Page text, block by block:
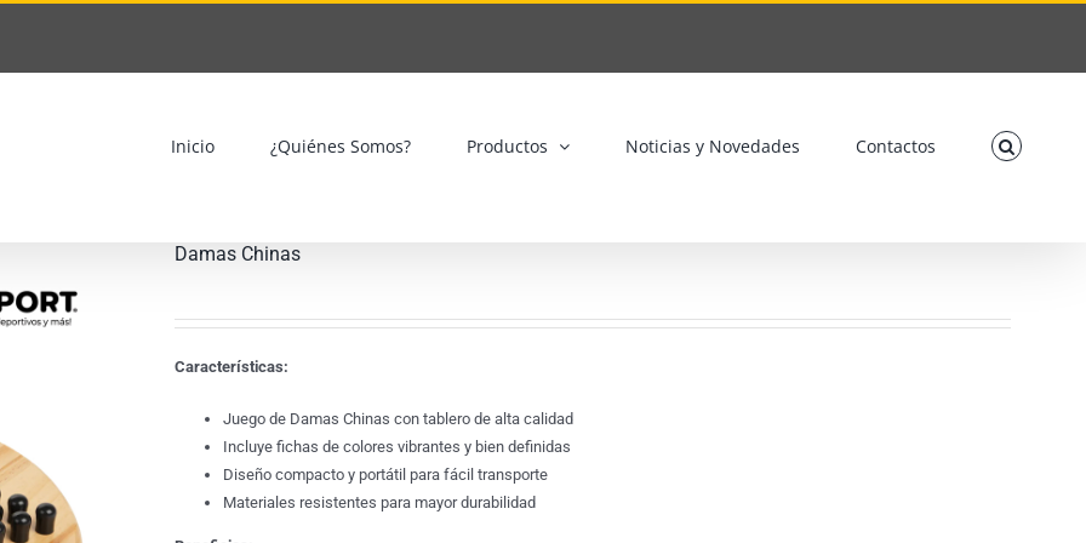
Inicio ¿Quiénes Somos? Productos Noticias y Novedades Contactos
Damas Chinas
Características:
Juego de Damas Chinas con tablero de alta calidad
Incluye fichas de colores vibrantes y bien definidas
Diseño compacto y portátil para fácil transporte
Materiales resistentes para mayor durabilidad